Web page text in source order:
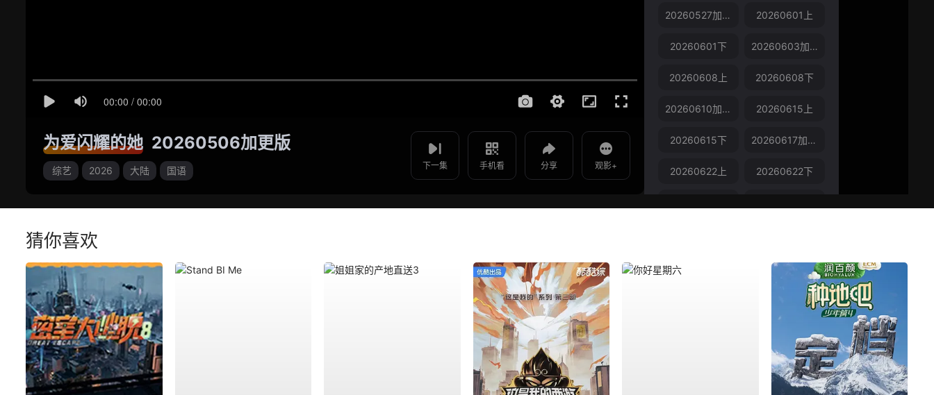
为爱闪耀的她 20260506加更版
综艺 2026 大陆 国语 下一集 手机看
为爱闪耀的她 - 20260506
分享 观影+
影片报错
如遇无法播放请提交给我们
20260527加更版 20260601上
20260601下 20260603加更版
20260608上 20260608下
20260610加更版 20260615上
20260615下 20260617加更版
20260622上 20260622下
20260706上 20260706下
20260722加更版
猜你喜欢